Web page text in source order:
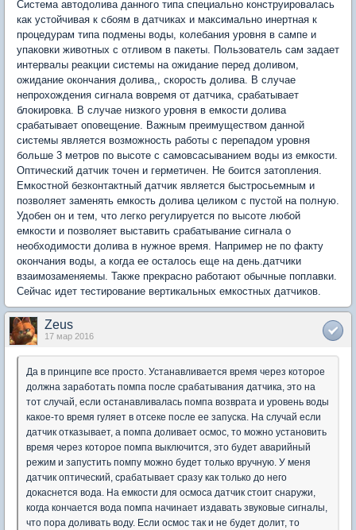
Система автодолива данного типа специально конструировалась
как устойчивая к сбоям в датчиках и максимально инертная к
процедурам типа подмены воды, колебания уровня в сампе и
упаковки животных с отливом в пакеты. Пользователь сам задает
интервалы реакции системы на ожидание перед доливом,
ожидание окончания долива,, скорость долива. В случае
непрохождения сигнала вовремя от датчика, срабатывает
блокировка. В случае низкого уровня в емкости долива
срабатывает оповещение. Важным преимуществом данной
системы является возможность работы с перепадом уровня
больше 3 метров по высоте с самовсасыванием воды из емкости.
Оптический датчик точен и герметичен. Не боится затопления.
Емкостной безконтактный датчик является быстросьемным и
позволяет заменять емкость долива целиком с пустой на полную.
Удобен он и тем, что легко регулируется по высоте любой
емкости и позволяет выставить срабатывание сигнала о
необходимости долива в нужное время. Например не по факту
окончания воды, а когда ее осталось еще на день.датчики
взаимозаменяемы. Также прекрасно работают обычные поплавки.
Сейчас идет тестирование вертикальных емкостных датчиков.
Zeus
17 мар 2016
Да в принципе все просто. Устанавливается время через которое
должна заработать помпа после срабатывания датчика, это на
тот случай, если останавливалась помпа возврата и уровень воды
какое-то время гуляет в отсеке после ее запуска. На случай если
датчик отказывает, а помпа доливает осмос, то можно установить
время через которое помпа выключится, это будет аварийный
режим и запустить помпу можно будет только вручную. У меня
датчик оптический, срабатывает сразу как только до него
докаснется вода. На емкости для осмоса датчик стоит снаружи,
когда кончается вода помпа начинает издавать звуковые сигналы,
что пора доливать воду. Если осмос так и не будет долит, то